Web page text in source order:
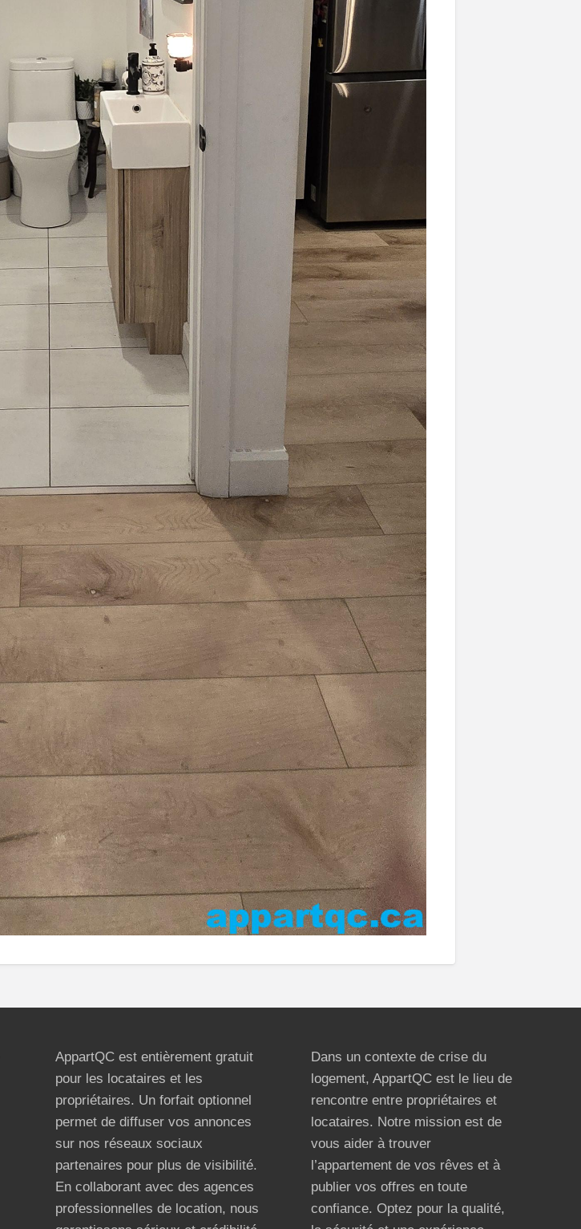
AppartQC est entièrement gratuit
pour les locataires et les
propriétaires. Un forfait optionnel
permet de diffuser vos annonces
sur nos réseaux sociaux
partenaires pour plus de visibilité.
En collaborant avec des agences
professionnelles de location, nous
Dans un contexte de crise du
logement, AppartQC est le lieu de
rencontre entre propriétaires et
locataires. Notre mission est de
vous aider à trouver
l’appartement de vos rêves et à
publier vos offres en toute
confiance. Optez pour la qualité,